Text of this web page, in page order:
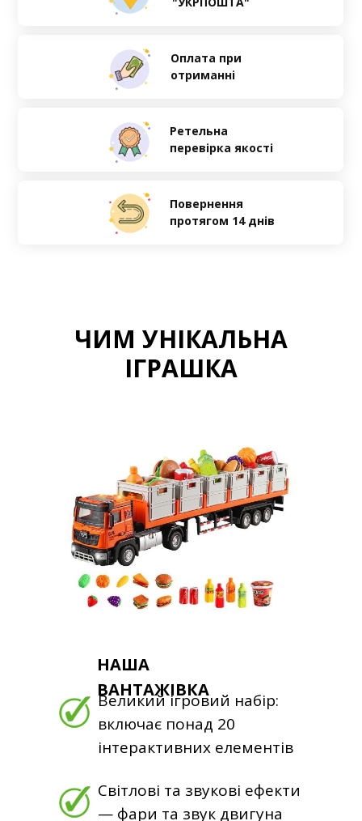
Оплата при
отриманні
Ретельна
перевірка якості
Повернення
протягом 14 днів
ЧИМ УНІКАЛЬНА
ІГРАШКА
Великий ігровий набір:
включає понад 20
інтерактивних елементів
Світлові та звукові ефекти
— фари та звук двигуна
НАША
ВАНТАЖІВКА